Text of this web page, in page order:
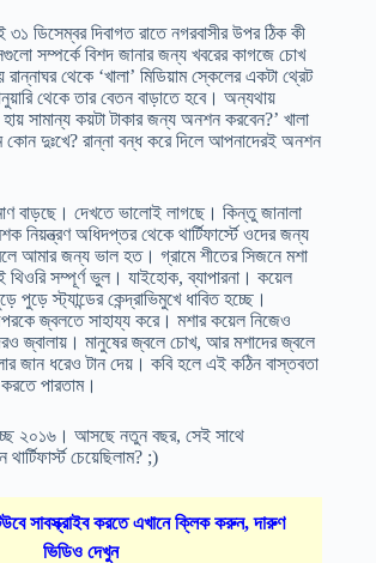
ডিসেম্বর দিবাগত রাতে নগরবাসীর উপর ঠিক কী
সম্পর্কে বিশদ জানার জন্য খবরের কাগজে চোখ
থেকে ‘খালা’ মিডিয়াম স্কেলের একটা থ্রেট
থেকে তার বেতন বাড়াতে হবে। অন্যথায়
সামান্য কয়টা টাকার জন্য অনশন করবেন?’ খালা
দুঃখে? রান্না বন্ধ করে দিলে আপনাদেরই অনশন
বাড়ছে। দেখতে ভালোই লাগছে। কিন্তু জানালা
নিয়ন্ত্রণ অধিদপ্তর থেকে থার্টিফার্স্টে ওদের জন্য
আমার জন্য ভাল হত। গ্রামে শীতের সিজনে মশা
সম্পূর্ণ ভুল। যাইহোক, ব্যাপারনা। কয়েল
পুড়ে স্ট্যান্ডের কেন্দ্রাভিমুখে ধাবিত হচ্ছে।
জ্বলতে সাহায্য করে। মশার কয়েল নিজেও
জ্বালায়। মানুষের জ্বলে চোখ, আর মশাদের জ্বলে
জান ধরেও টান দেয়। কবি হলে এই কঠিন বাস্তবতা
করতে পারতাম।
২০১৬। আসছে নতুন বছর, সেই সাথে
চেয়েছিলাম? ;)
সাবস্ক্রাইব করতে এখানে ক্লিক করুন, দারুণ
ভিডিও দেখুন